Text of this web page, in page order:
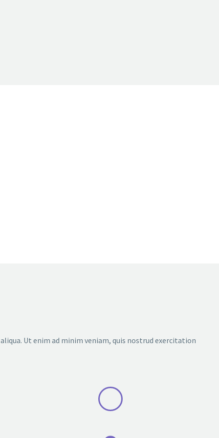
Ut enim ad minim veniam, quis nostrud exercitation